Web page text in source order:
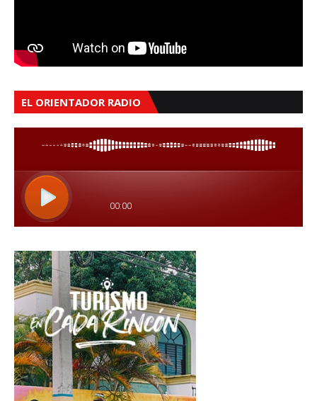
EL ORIENTADOR RADIO